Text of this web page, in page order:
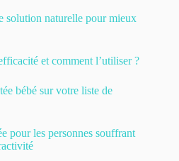
solution naturelle pour mieux
et comment l’utiliser ?
bébé sur votre liste de
pour les personnes souffrant